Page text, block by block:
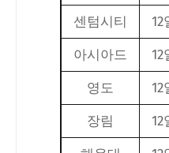
센텀시티
12
아시아드
12
영도
12
장림
12